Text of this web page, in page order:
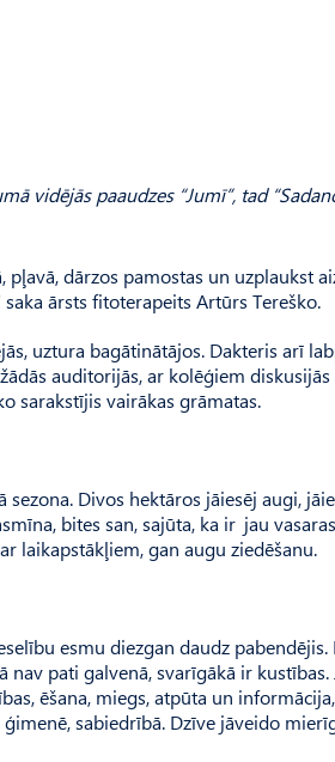
vidējās paaudzes “Jumī”, tad
dārzos pamostas un uzplaukst
ārsts fitoterapeits Artūrs Tereško.
uztura bagātinātājos. Dakteris arī
auditorijās, ar kolēģiem
sarakstījis vairākas grāmatas.
Divos hektāros jāiesēj augi,
bites san, sajūta, ka ir jau
laikapstākļiem, gan augu ziedēšanu.
esmu diezgan daudz pabendējis.
pati galvenā, svarīgākā ir kustības.
ēšana, miegs, atpūta un
sabiedrībā. Dzīve jāveido